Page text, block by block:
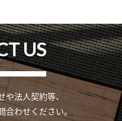
US
法人契約等、
わせください。